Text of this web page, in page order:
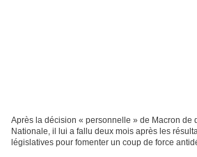
Après la décision « personnelle » de Macron de
Nationale, il lui a fallu deux mois après les
législatives pour fomenter un coup de force